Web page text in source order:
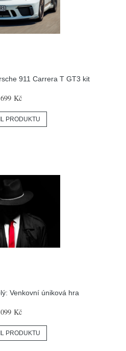
911 Carrera T GT3 kit
Kč
PRODUKTU
Venkovní úniková hra
Kč
PRODUKTU